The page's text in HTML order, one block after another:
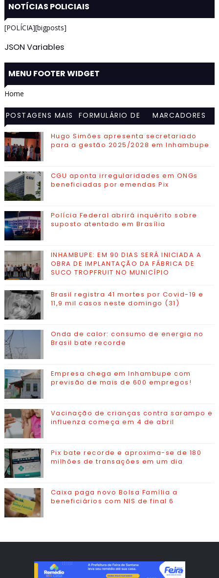
NOTÍCIAS POLICIAIS
[POLÍCIA][bigposts]
JSON Variables
MENU FOOTER WIDGET
Home
POSTAGENS MAIS
VISITADAS
FORMULÁRIO DE
MARCADORES
Hugo Simões apresenta secretariado
para a gestão 2025/2028 em Inhambupe
CGU aponta irregularidades em ONGs
beneficiadas por emendas Pix
Polícia Federal abrirá inquérito sobre
suposto atentado em Brasília
INHAMBUPE: EM 90 DIAS SERÁ INICIADA A
OBRA DE IMPLANTAÇÃO DA FÁBRICA DE
SUCO TROPFRUIT NO MUNICÍPIO
Brasil registra 41 mortes por Covid-19 e
11,9 mil casos neste domingo (31)
Onda de calor: consumo de energia no
Brasil bate recorde
Empresa chega em Inhambupe com
previsão de mais de 600 empregos!
Vacinação de crianças contra sarampo e
influenza começa em 4 de abril
Pix bate recorde e aproxima-se de 180
milhões de transações em um dia
Caixa paga novo Bolsa Família a
beneficiários com NIS de final 6